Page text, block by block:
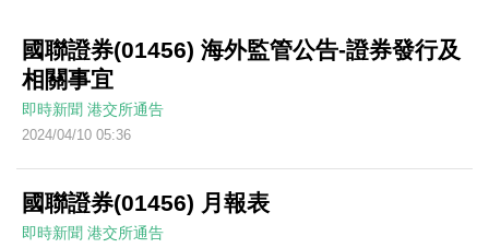
國聯證券(01456) 海外監管公告-證券發行及
相關事宜
即時新聞 港交所通告
2024/04/10 05:36
國聯證券(01456) 月報表
即時新聞 港交所通告